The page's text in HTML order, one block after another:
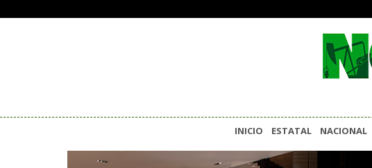
INICIO ESTATAL NACIONAL